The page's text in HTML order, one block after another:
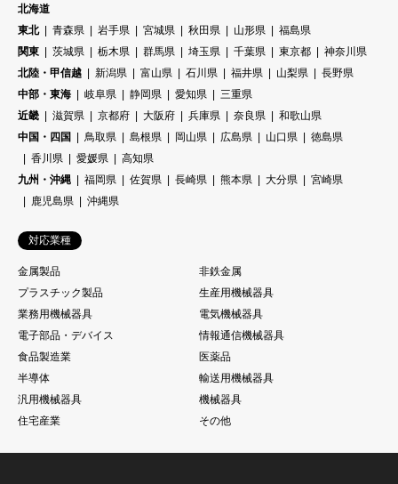
北海道
東北
青森県 岩手県 宮城県 秋田県 山形県
福島県
関東
茨城県 栃木県 群馬県 埼玉県 千葉県 東京都
神奈川県
北陸・甲信越
新潟県 富山県 石川県 福井県 山梨県
長野県
中部・東海
岐阜県 静岡県 愛知県
三重県
近畿
滋賀県 京都府 大阪府 兵庫県 奈良県
和歌山県
中国・四国
鳥取県 島根県 岡山県 広島県 山口県
徳島県
香川県
愛媛県
高知県
九州・沖縄
福岡県 佐賀県 長崎県 熊本県 大分県
宮崎県
鹿児島県
沖縄県
対応業種
金属製品
非鉄金属
プラスチック製品
生産用機械器具
業務用機械器具
電気機械器具
電子部品・デバイス
情報通信機械器具
食品製造業
医薬品
半導体
輸送用機械器具
汎用機械器具
機械器具
住宅産業
その他